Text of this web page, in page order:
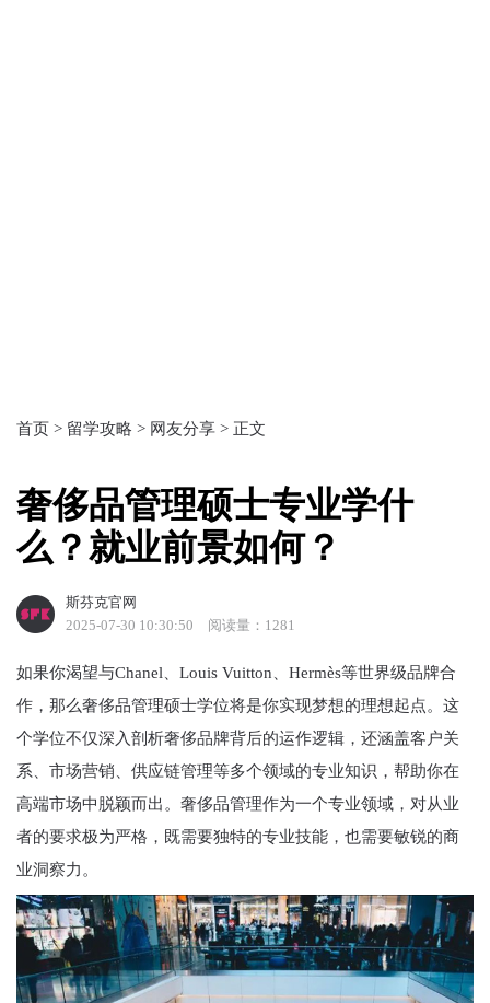
首页 > 留学攻略 > 网友分享 > 正文
奢侈品管理硕士专业学什
么？就业前景如何？
斯芬克官网
2025-07-30 10:30:50
阅读量：1281
如果你渴望与Chanel、Louis Vuitton、Hermès等世界级品牌合
作，那么奢侈品管理硕士学位将是你实现梦想的理想起点。这
个学位不仅深入剖析奢侈品牌背后的运作逻辑，还涵盖客户关
系、市场营销、供应链管理等多个领域的专业知识，帮助你在
高端市场中脱颖而出。奢侈品管理作为一个专业领域，对从业
者的要求极为严格，既需要独特的专业技能，也需要敏锐的商
业洞察力。